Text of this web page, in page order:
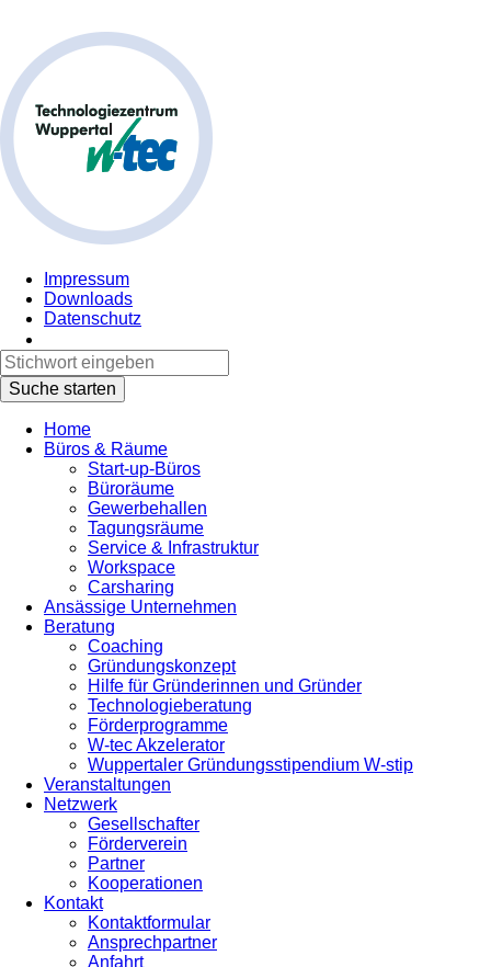
Impressum
Downloads
Datenschutz
Home
Büros & Räume
Start-up-Büros
Büroräume
Gewerbehallen
Tagungsräume
Service & Infrastruktur
Workspace
Carsharing
Ansässige Unternehmen
Beratung
Coaching
Gründungskonzept
Hilfe für Gründerinnen und Gründer
Technologieberatung
Förderprogramme
W-tec Akzelerator
Wuppertaler Gründungsstipendium W-stip
Veranstaltungen
Netzwerk
Gesellschafter
Förderverein
Partner
Kooperationen
Kontakt
Kontaktformular
Ansprechpartner
Anfahrt